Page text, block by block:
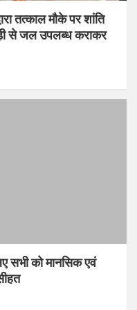
तत्काल मौके पर शांति
से जल उपलब्ध कराकर
सभी को मानसिक एवं